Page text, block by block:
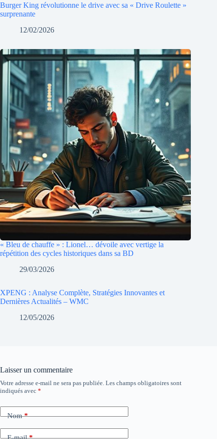
Burger King révolutionne le drive avec sa « Drive Roulette »
surprenante
12/02/2026
« Bleu de chauffe » : Lionel… dévoile avec vertige la
répétition des cycles historiques dans sa BD
29/03/2026
XPENG : Analyse Complète, Stratégies Innovantes et
Dernières Actualités – WMC
12/05/2026
Laisser un commentaire
Votre adresse e-mail ne sera pas publiée. Les champs obligatoires sont
indiqués avec *
Nom*